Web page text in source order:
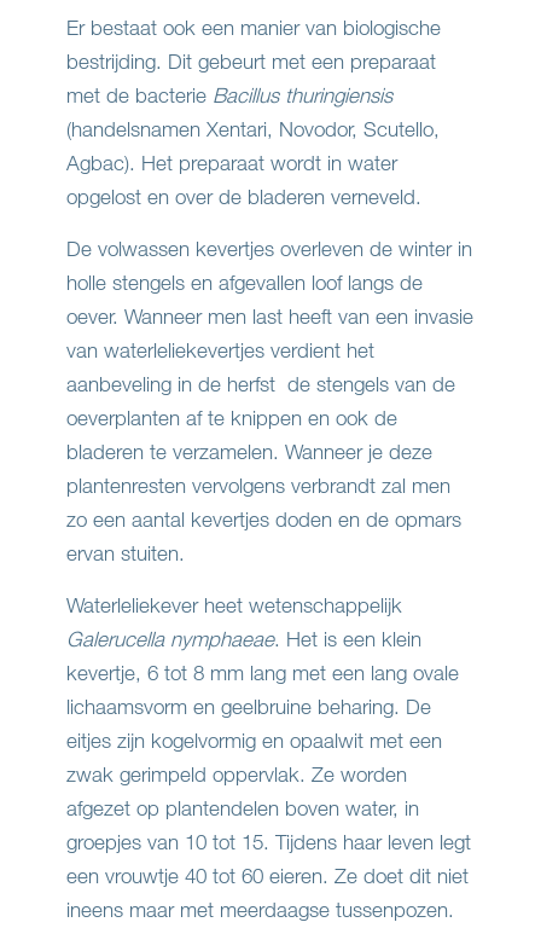
Er bestaat ook een manier van biologische
bestrijding. Dit gebeurt met een preparaat
met de bacterie Bacillus thuringiensis
(handelsnamen Xentari, Novodor, Scutello,
Agbac). Het preparaat wordt in water
opgelost en over de bladeren verneveld.
De volwassen kevertjes overleven de winter in
holle stengels en afgevallen loof langs de
oever. Wanneer men last heeft van een invasie
van waterleliekevertjes verdient het
aanbeveling in de herfst de stengels van de
oeverplanten af te knippen en ook de
bladeren te verzamelen. Wanneer je deze
plantenresten vervolgens verbrandt zal men
zo een aantal kevertjes doden en de opmars
ervan stuiten.
Waterleliekever heet wetenschappelijk
Galerucella nymphaeae. Het is een klein
kevertje, 6 tot 8 mm lang met een lang ovale
lichaamsvorm en geelbruine beharing. De
eitjes zijn kogelvormig en opaalwit met een
zwak gerimpeld oppervlak. Ze worden
afgezet op plantendelen boven water, in
groepjes van 10 tot 15. Tijdens haar leven legt
een vrouwtje 40 tot 60 eieren. Ze doet dit niet
ineens maar met meerdaagse tussenpozen.